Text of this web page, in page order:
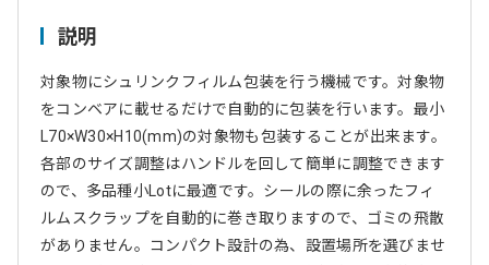
説明
対象物にシュリンクフィルム包装を行う機械です。対象物
をコンベアに載せるだけで自動的に包装を行います。最小
L70×W30×H10(mm)の対象物も包装することが出来ます。
各部のサイズ調整はハンドルを回して簡単に調整できます
ので、多品種小Lotに最適です。シールの際に余ったフィ
ルムスクラップを自動的に巻き取りますので、ゴミの飛散
がありません。コンパクト設計の為、設置場所を選びませ